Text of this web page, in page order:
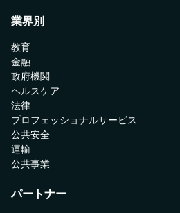
業界別
教育
金融
政府機関
ヘルスケア
法律
プロフェッショナルサービス
公共安全
運輸
公共事業
パートナー